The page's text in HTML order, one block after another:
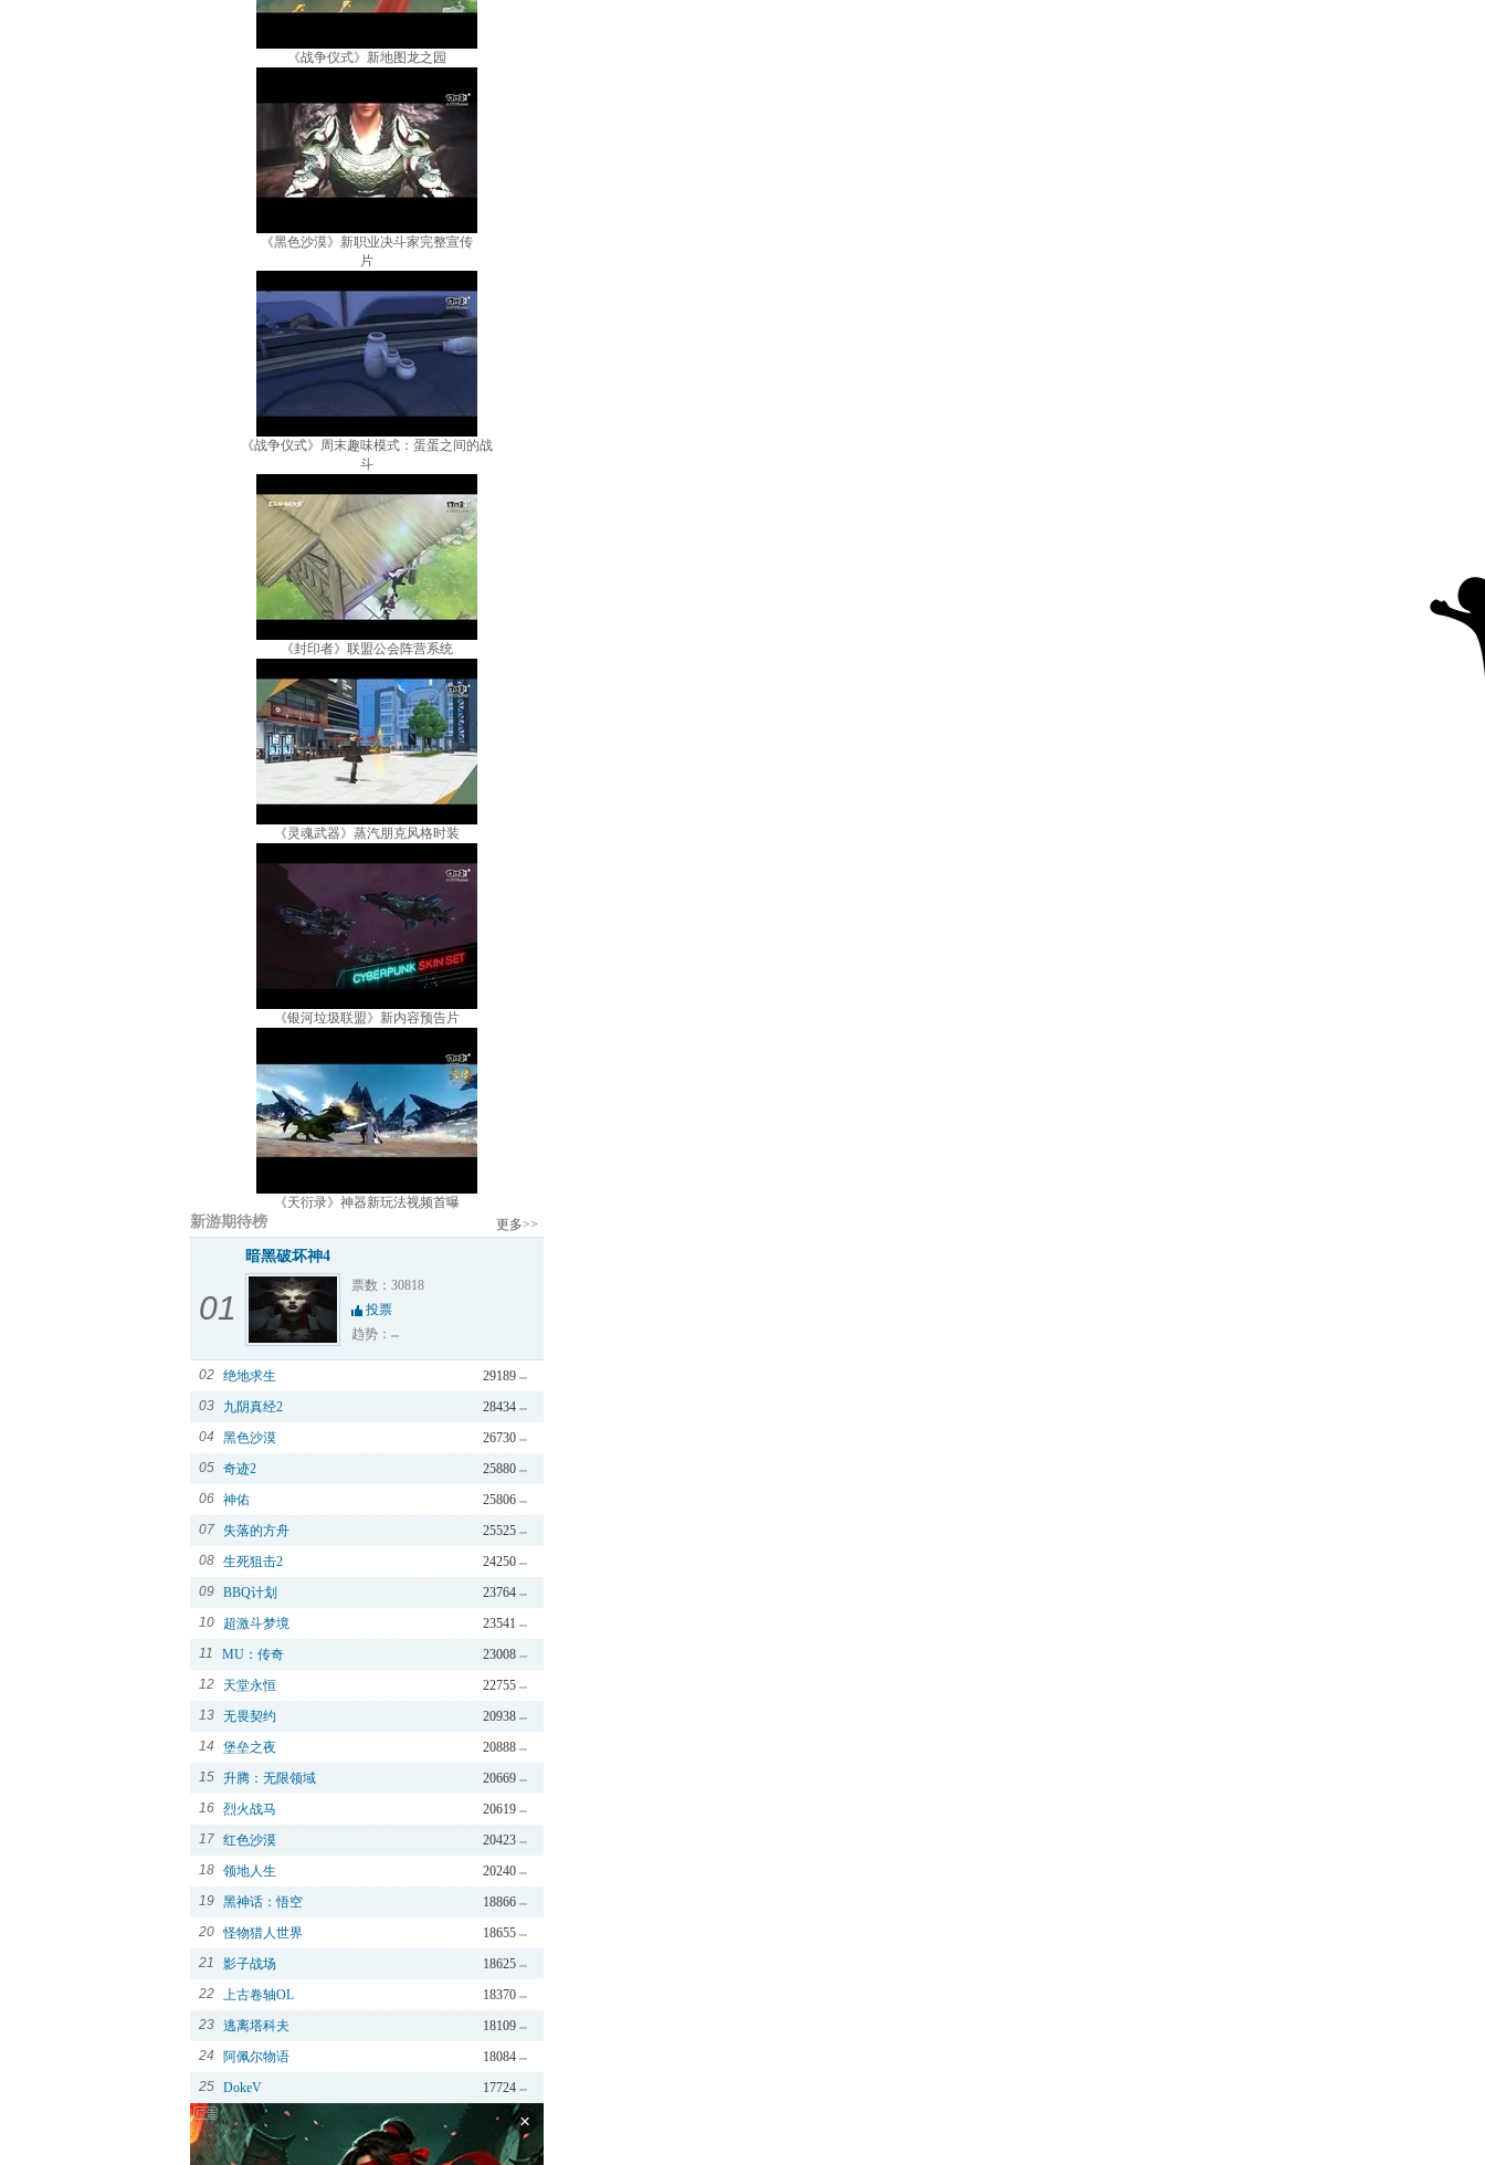
《战争仪式》新地图龙之园
《黑色沙漠》新职业决斗家完整宣传
片
《战争仪式》周末趣味模式：蛋蛋之间的战
斗
《封印者》联盟公会阵营系统
《灵魂武器》蒸汽朋克风格时装
《银河垃圾联盟》新内容预告片
《天衍录》神器新玩法视频首曝
新游期待榜 更多>>
01
暗黑破坏神4
票数：30818
投票
趋势：
02 29189
绝地求生
03
28434
九阴真经2
04
26730
黑色沙漠
05
25880
奇迹2
06
25806
神佑
07
25525
失落的方舟
08
24250
生死狙击2
09
23764
BBQ计划
10
23541
超激斗梦境
11
23008
MU：传奇
12
22755
天堂永恒
13
20938
无畏契约
14
20888
堡垒之夜
15
20669
升腾：无限领域
16
20619
烈火战马
17
20423
红色沙漠
18
20240
领地人生
19
18866
黑神话：悟空
20
18655
怪物猎人世界
21
18625
影子战场
22
18370
上古卷轴OL
23
18109
逃离塔科夫
24
18084
阿佩尔物语
25
17724
DokeV
×